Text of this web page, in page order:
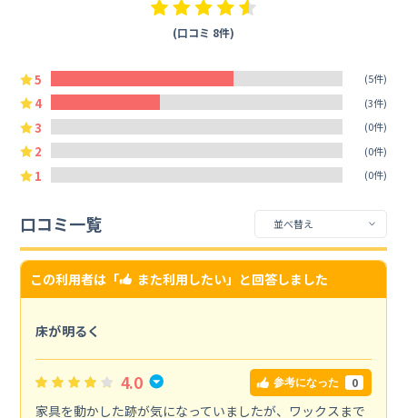
(口コミ 8件)
5 (5件)
4 (3件)
3 (0件)
2 (0件)
1 (0件)
口コミ一覧
この利用者は「 また利用したい」と回答しました
床が明るく
4.0 参考になった 0
家具を動かした跡が気になっていましたが、ワックスまで